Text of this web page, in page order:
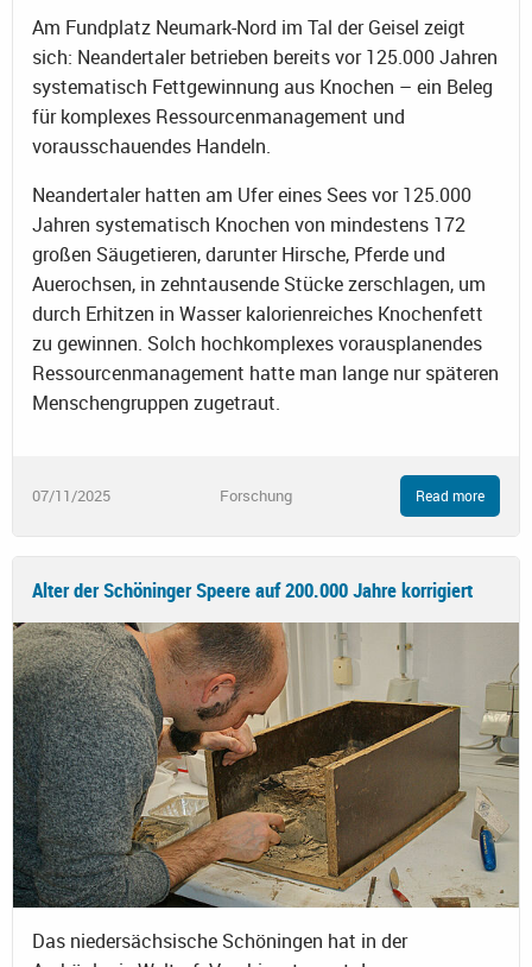
Am Fundplatz Neumark-Nord im Tal der Geisel zeigt
sich: Neandertaler betrieben bereits vor 125.000 Jahren
systematisch Fettgewinnung aus Knochen – ein Beleg
für komplexes Ressourcenmanagement und
vorausschauendes Handeln.
Neandertaler hatten am Ufer eines Sees vor 125.000
Jahren systematisch Knochen von mindestens 172
großen Säugetieren, darunter Hirsche, Pferde und
Auerochsen, in zehntausende Stücke zerschlagen, um
durch Erhitzen in Wasser kalorienreiches Knochenfett
zu gewinnen. Solch hochkomplexes vorausplanendes
Ressourcenmanagement hatte man lange nur späteren
Menschengruppen zugetraut.
07/11/2025 Forschung Read more
Alter der Schöninger Speere auf 200.000 Jahre korrigiert
Das niedersächsische Schöningen hat in der